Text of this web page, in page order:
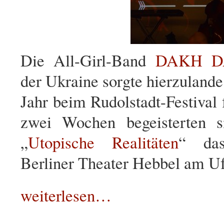
Die All-Girl-Band DAKH
der Ukraine sorgte
Jahr beim Rudolstadt-
zwei Wochen begeisterten
„Utopische Realitäten“
Berliner Theater Hebbel am
weiterlesen…